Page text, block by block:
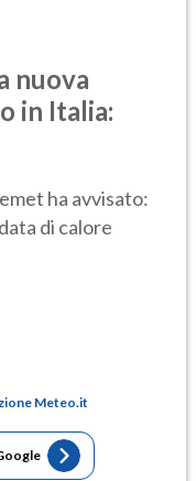
nuova
in Italia:
ha avvisato:
di calore
Meteo.it